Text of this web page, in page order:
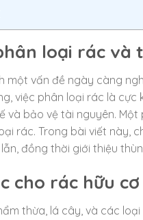
loại rác
một vấn đề ngày càng
việc phân loại rác là
và bảo vệ tài nguyên.
rác. Trong bài viết này,
đồng thời giới thiệu
cho rác hữu cơ
thừa, lá cây, và các